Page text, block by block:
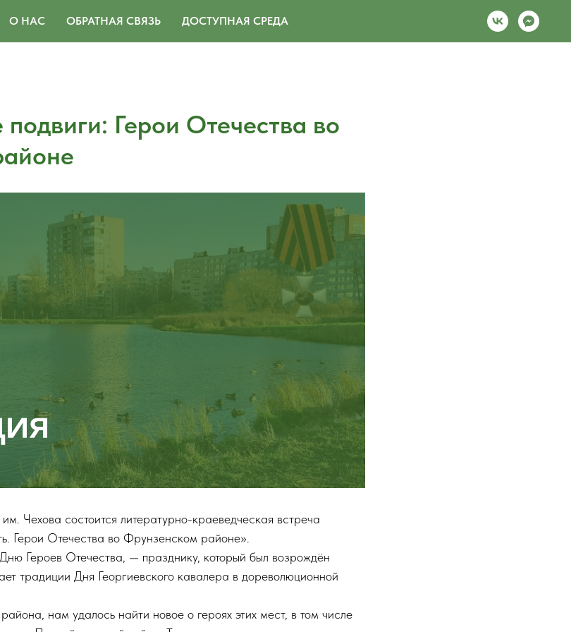
О НАС ОБРАТНАЯ СВЯЗЬ ДОСТУПНАЯ СРЕДА
Герои Отечества во
Чехова состоится литературно-краеведческая встреча
Герои Отечества во Фрунзенском районе».
Героев Отечества, — празднику, который был возрождён
традиции Дня Георгиевского кавалера в дореволюционной
нам удалось найти новое о героях этих мест, в том числе